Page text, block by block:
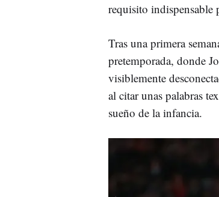
requisito indispensable
Tras una primera
pretemporada, donde
visiblemente
al citar unas palabras
sueño de la infancia.